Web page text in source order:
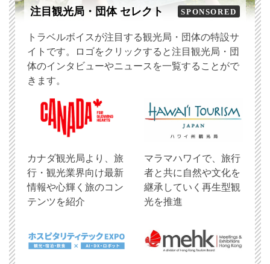
注目観光局・団体 セレクト SPONSORED
トラベルボイスが注目する観光局・団体の特設サ
イトです。ロゴをクリックすると注目観光局・団
体のインタビューやニュースを一覧することがで
きます。
​カナダ観光局より、旅
行・観光業界向け最新
情報や心輝く旅のコン
テンツを紹介
マラマハワイで、旅行
者と共に自然や文化を
継承していく再生型観
光を推進